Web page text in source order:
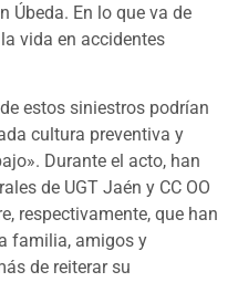
Úbeda. En lo que va de
vida en accidentes
estos siniestros podrían
cultura preventiva y
Durante el acto, han
de UGT Jaén y CC OO
respectivamente, que han
familia, amigos y
de reiterar su